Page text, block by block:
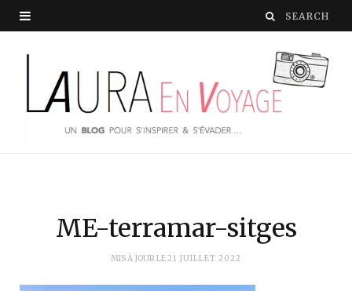
ME-terramar-sitges
MIS À JOUR LE21 JUILLET 2022